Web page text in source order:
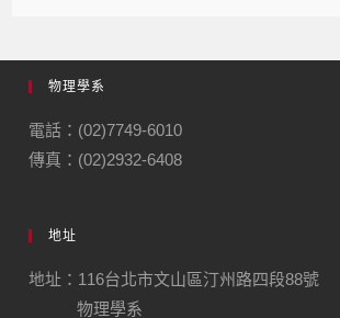
物理學系
電話：(02)7749-6010
傳真：(02)2932-6408
地址
地址：116台北市文山區汀州路四段88號
物理學系